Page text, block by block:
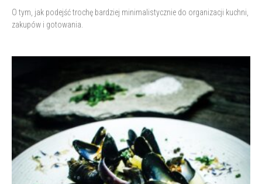
O tym, jak podejść trochę bardziej minimalistycznie do organizacji kuchni,
zakupów i gotowania.